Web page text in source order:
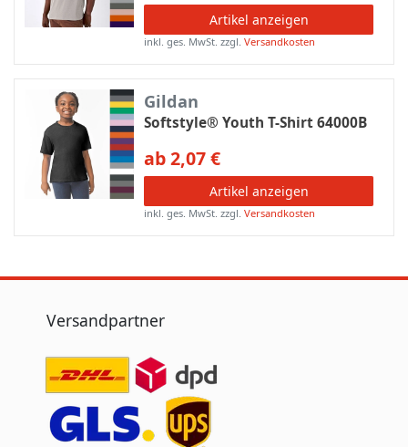
Artikel anzeigen
inkl. ges. MwSt. zzgl.Versandkosten
Gildan
Softstyle® Youth T-Shirt 64000B
ab 2,07 €
Artikel anzeigen
inkl. ges. MwSt. zzgl.Versandkosten
Versandpartner